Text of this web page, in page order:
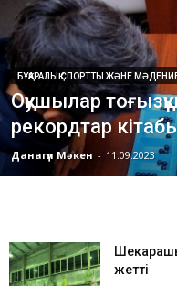
БҰҚАРАЛЫҚ СПОРТТЫ ЖӘНЕ
Оқушылар
рекордтар
Данагүл Мәкен - 11.09.2023
жетті